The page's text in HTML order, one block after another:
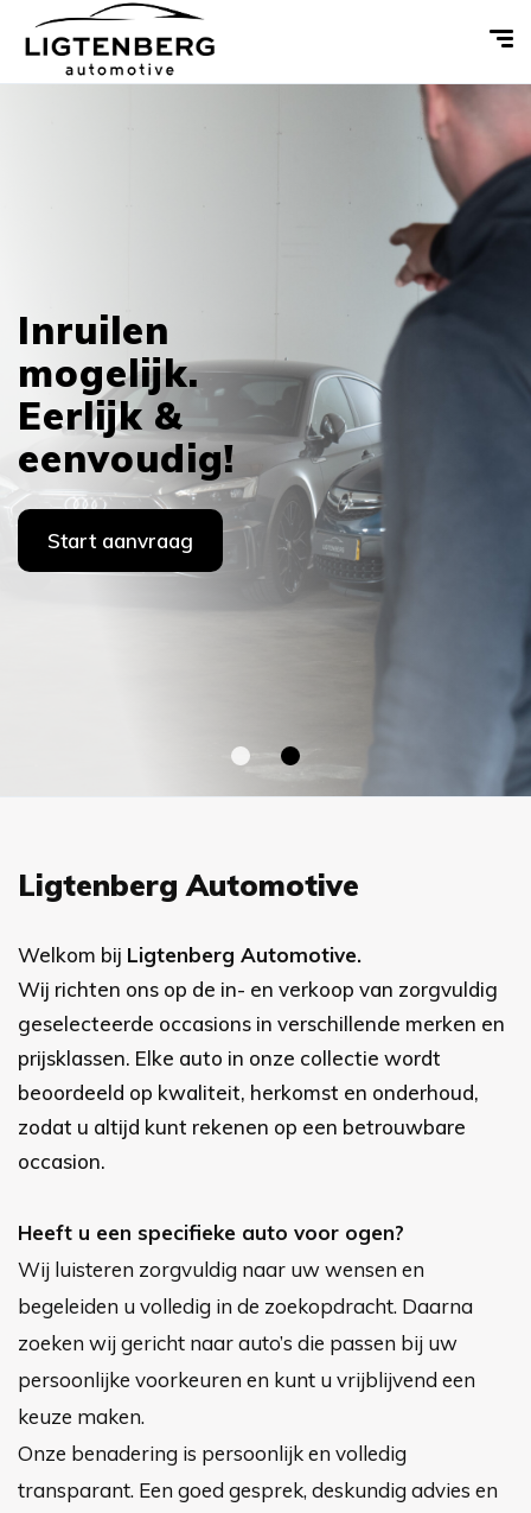
Inruilen
mogelijk.
Eerlijk &
eenvoudig!
Start aanvraag
Ligtenberg Automotive
Welkom bij Ligtenberg Automotive.
Wij richten ons op de in- en verkoop van zorgvuldig
geselecteerde occasions in verschillende merken en
prijsklassen. Elke auto in onze collectie wordt
beoordeeld op kwaliteit, herkomst en onderhoud,
zodat u altijd kunt rekenen op een betrouwbare
occasion.
Heeft u een specifieke auto voor ogen?
Wij luisteren zorgvuldig naar uw wensen en
begeleiden u volledig in de zoekopdracht. Daarna
zoeken wij gericht naar auto’s die passen bij uw
persoonlijke voorkeuren en kunt u vrijblijvend een
keuze maken.
Onze benadering is persoonlijk en volledig
transparant. Een goed gesprek, deskundig advies en